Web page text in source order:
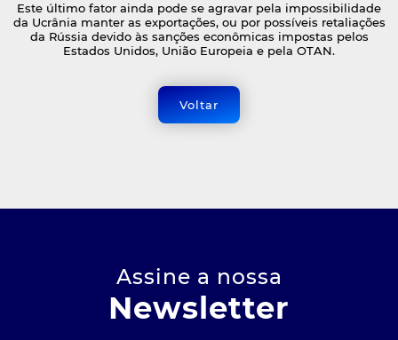
Este último fator ainda pode se agravar pela impossibilidade
da Ucrânia manter as exportações, ou por possíveis retaliações
da Rússia devido às sanções econômicas impostas pelos
Estados Unidos, União Europeia e pela OTAN.
Voltar
Assine a nossa
Newsletter